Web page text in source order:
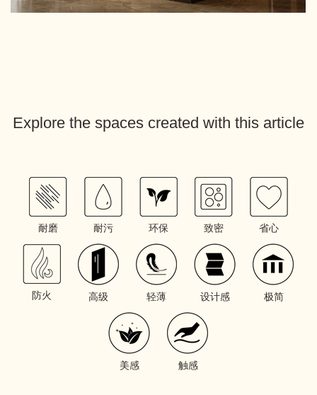
Explore the spaces created with this article
耐磨 耐污 环保 致密 省心
防火 高级 轻薄 设计感 极简
美感 触感